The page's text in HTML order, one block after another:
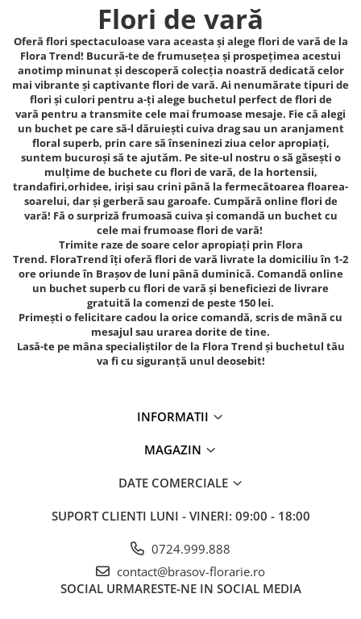
Flori de vară
Oferă flori spectaculoase vara aceasta și alege flori de vară de la
Flora Trend! Bucură-te de frumusețea și prospețimea acestui
anotimp minunat și descoperă colecția noastră dedicată celor
mai vibrante și captivante flori de vară. Ai nenumărate tipuri de
flori și culori pentru a-ți alege buchetul perfect de flori de
vară pentru a transmite cele mai frumoase mesaje. Fie că alegi
un buchet pe care să-l dăruiești cuiva drag sau un aranjament
floral superb, prin care să înseninezi ziua celor apropiați,
suntem bucuroși să te ajutăm. Pe site-ul nostru o să găsești o
mulțime de buchete cu flori de vară, de la hortensii,
trandafiri,orhidee, iriși sau crini până la fermecătoarea floarea-
soarelui, dar și gerberă sau garoafe. Cumpără online flori de
vară! Fă o surpriză frumoasă cuiva și comandă un buchet cu
cele mai frumoase flori de vară!
Trimite raze de soare celor apropiați prin Flora
Trend. FloraTrend îți oferă flori de vară livrate la domiciliu în 1-2
ore oriunde în Brașov de luni până duminică. Comandă online
un buchet superb cu flori de vară și beneficiezi de livrare
gratuită la comenzi de peste 150 lei.
Primești o felicitare cadou la orice comandă, scris de mână cu
mesajul sau urarea dorite de tine.
Lasă-te pe mâna specialiștilor de la Flora Trend și buchetul tău
va fi cu siguranță unul deosebit!
INFORMATII
MAGAZIN
DATE COMERCIALE
SUPORT CLIENTI LUNI - VINERI: 09:00 - 18:00
0724.999.888
contact@brasov-florarie.ro
SOCIAL URMARESTE-NE IN SOCIAL MEDIA